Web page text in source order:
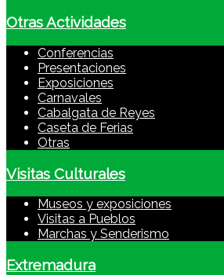
Otras Actividades
Conferencias
Presentaciones
Exposiciones
Carnavales
Cabalgata de Reyes
Caseta de Ferias
Otras
Visitas Culturales
Museos y exposiciones
Visitas a Pueblos
Marchas y Senderismo
Extremadura